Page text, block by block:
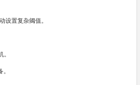
设置复杂阈值。